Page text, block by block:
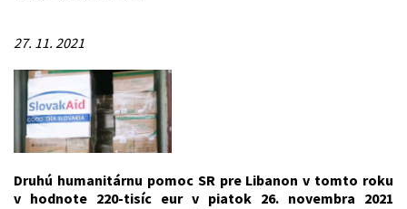
27. 11. 2021
Druhú humanitárnu pomoc SR pre Libanon v tomto roku
v hodnote 220-tisíc eur v piatok 26. novembra 2021